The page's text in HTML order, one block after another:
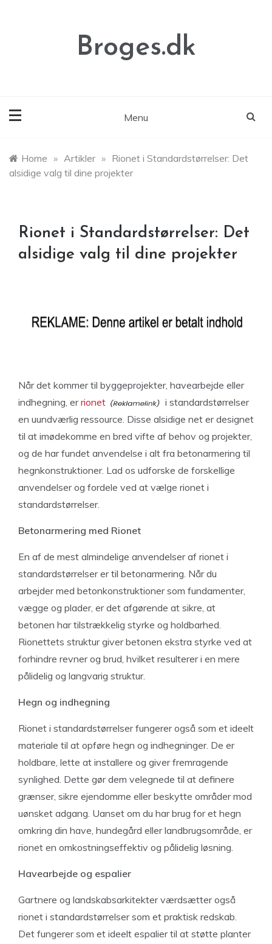
Broges.dk
Menu
Home » Artikler » Rionet i Standardstørrelser: Det
alsidige valg til dine projekter
Rionet i Standardstørrelser: Det
alsidige valg til dine projekter
Når det kommer til byggeprojekter, havearbejde eller
indhegning, errionet
i standardstørrelser
en uundværlig ressource. Disse alsidige net er designet
til at imødekomme en bred vifte af behov og projekter,
og de har fundet anvendelse i alt fra betonarmering til
hegnkonstruktioner. Lad os udforske de forskellige
anvendelser og fordele ved at vælge rionet i
standardstørrelser.
Betonarmering med Rionet
En af de mest almindelige anvendelser af rionet i
standardstørrelser er til betonarmering. Når du
arbejder med betonkonstruktioner som fundamenter,
vægge og plader, er det afgørende at sikre, at
betonen har tilstrækkelig styrke og holdbarhed.
Rionettets struktur giver betonen ekstra styrke ved at
forhindre revner og brud, hvilket resulterer i en mere
pålidelig og langvarig struktur.
Hegn og indhegning
Rionet i standardstørrelser fungerer også som et ideelt
materiale til at opføre hegn og indhegninger. De er
holdbare, lette at installere og giver fremragende
synlighed. Dette gør dem velegnede til at definere
grænser, sikre ejendomme eller beskytte områder mod
uønsket adgang. Uanset om du har brug for et hegn
omkring din have, hundegård eller landbrugsområde, er
rionet en omkostningseffektiv og pålidelig løsning.
Havearbejde og espalier
Gartnere og landskabsarkitekter værdsætter også
rionet i standardstørrelser som et praktisk redskab.
Det fungerer som et ideelt espalier til at støtte planter